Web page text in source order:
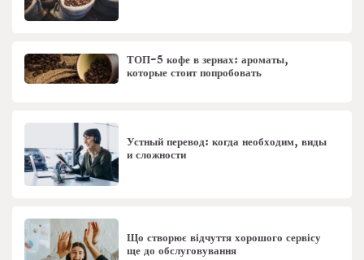
ТОП-5 кофе в зернах: ароматы,
которые стоит попробовать
Устный перевод: когда необходим, виды
и сложности
Що створює відчуття хорошого сервісу
ще до обслуговування